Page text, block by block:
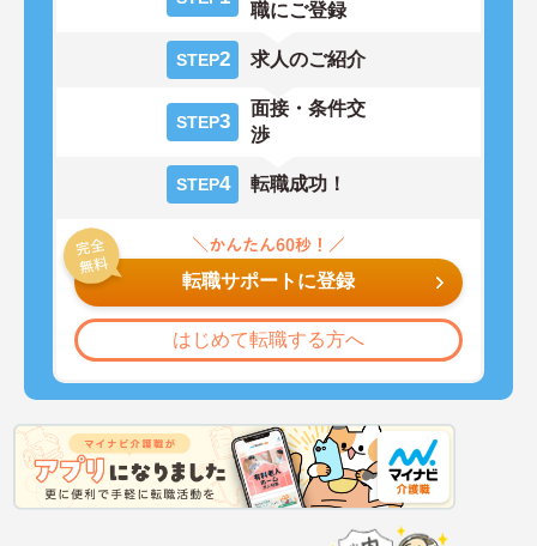
職にご登録
STEP2 求人のご紹介
STEP3
面接・条件交
渉
STEP4 転職成功！
転職サポートに登録
はじめて転職する方へ